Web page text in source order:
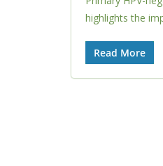
highlights the
Read More